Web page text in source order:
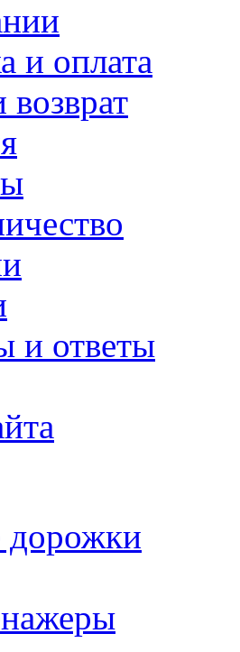
и оплата
и ответы
дорожки